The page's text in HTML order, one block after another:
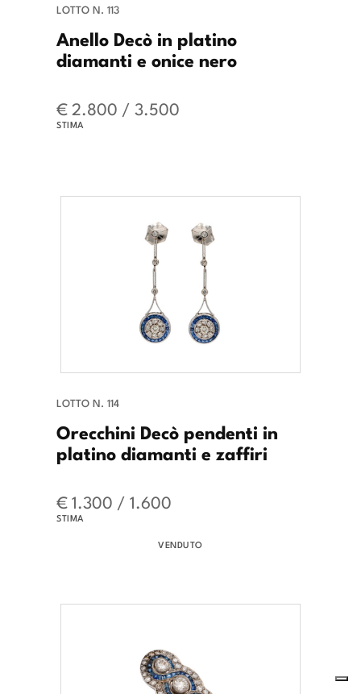
LOTTO N. 113
Anello Decò in platino
diamanti e onice nero
€ 2.800 / 3.500
STIMA
LOTTO N. 114
Orecchini Decò pendenti in
platino diamanti e zaffiri
€ 1.300 / 1.600
STIMA
VENDUTO